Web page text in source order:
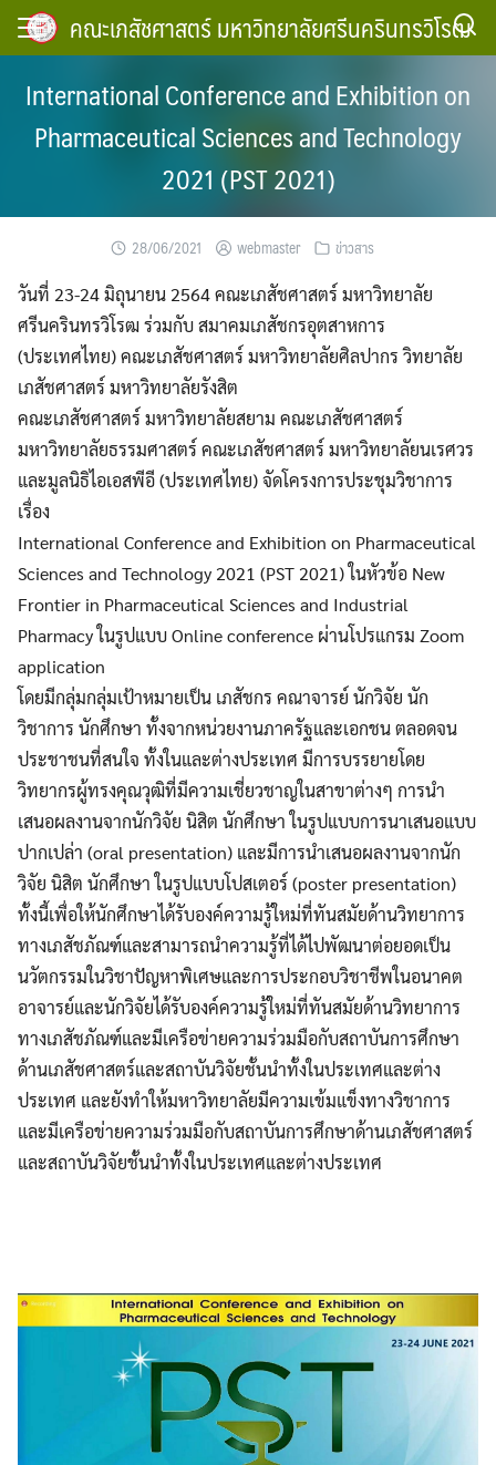
Skip
คณะเภสัชศาสตร์ มหาวิทยาลัยศรีนครินทรวิโรฒ
International Conference and Exhibition on
Pharmaceutical Sciences and Technology
2021 (PST 2021)
28/06/2021 webmaster ข่าวสาร
วันที่ 23-24 มิถุนายน 2564 คณะเภสัชศาสตร์ มหาวิทยาลัย
ศรีนครินทรวิโรฒ ร่วมกับ สมาคมเภสัชกรอุตสาหการ
(ประเทศไทย) คณะเภสัชศาสตร์ มหาวิทยาลัยศิลปากร วิทยาลัย
เภสัชศาสตร์ มหาวิทยาลัยรังสิต
คณะเภสัชศาสตร์ มหาวิทยาลัยสยาม คณะเภสัชศาสตร์
มหาวิทยาลัยธรรมศาสตร์ คณะเภสัชศาสตร์ มหาวิทยาลัยนเรศวร
และมูลนิธิไอเอสพีอี (ประเทศไทย) จัดโครงการประชุมวิชาการ
เรื่อง
International Conference and Exhibition on Pharmaceutical
Sciences and Technology 2021 (PST 2021) ในหัวข้อ New
Frontier in Pharmaceutical Sciences and Industrial
Pharmacy ในรูปแบบ Online conference ผ่านโปรแกรม Zoom
application
โดยมีกลุ่มกลุ่มเป้าหมายเป็น เภสัชกร คณาจารย์ นักวิจัย นัก
วิชาการ นักศึกษา ทั้งจากหน่วยงานภาครัฐและเอกชน ตลอดจน
ประชาชนที่สนใจ ทั้งในและต่างประเทศ มีการบรรยายโดย
วิทยากรผู้ทรงคุณวุฒิที่มีความเชี่ยวชาญในสาขาต่างๆ การนำ
เสนอผลงานจากนักวิจัย นิสิต นักศึกษา ในรูปแบบการนาเสนอแบบ
ปากเปล่า (oral presentation) และมีการนำเสนอผลงานจากนัก
วิจัย นิสิต นักศึกษา ในรูปแบบโปสเตอร์ (poster presentation)
ทั้งนี้เพื่อให้นักศึกษาได้รับองค์ความรู้ใหม่ที่ทันสมัยด้านวิทยาการ
ทางเภสัชภัณฑ์และสามารถนำความรู้ที่ได้ไปพัฒนาต่อยอดเป็น
นวัตกรรมในวิชาปัญหาพิเศษและการประกอบวิชาชีพในอนาคต
อาจารย์และนักวิจัยได้รับองค์ความรู้ใหม่ที่ทันสมัยด้านวิทยาการ
ทางเภสัชภัณฑ์และมีเครือข่ายความร่วมมือกับสถาบันการศึกษา
ด้านเภสัชศาสตร์และสถาบันวิจัยชั้นนำทั้งในประเทศและต่าง
ประเทศ และยังทำให้มหาวิทยาลัยมีความเข้มแข็งทางวิชาการ
และมีเครือข่ายความร่วมมือกับสถาบันการศึกษาด้านเภสัชศาสตร์
และสถาบันวิจัยชั้นนำทั้งในประเทศและต่างประเทศ